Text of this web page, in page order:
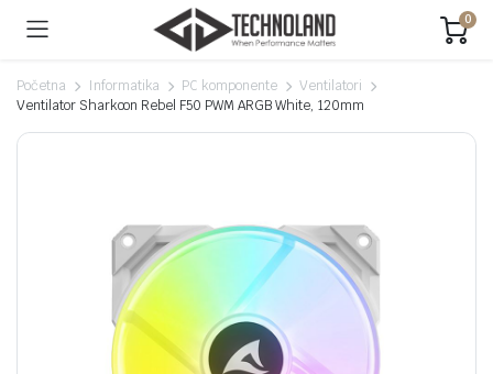
0
Početna Informatika PC komponente
Ventilatori
Ventilator Sharkoon Rebel F50 PWM ARGB White, 120mm